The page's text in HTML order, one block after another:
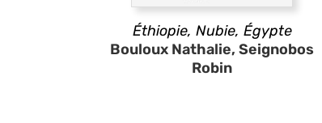
Éthiopie, Nubie, Égypte
Bouloux Nathalie, Seignobos
Robin